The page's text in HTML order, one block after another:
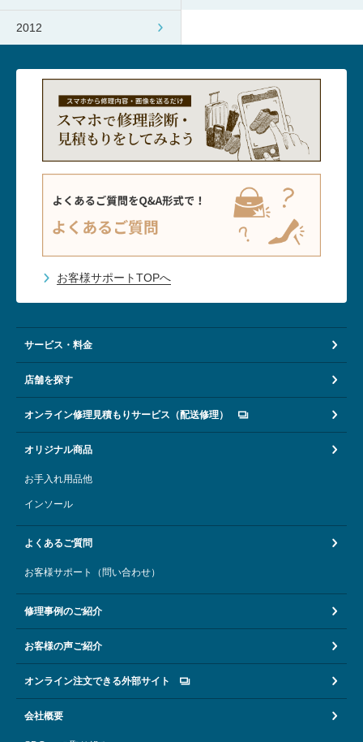
2012
お客様サポートTOPへ
サービス・料金
店舗を探す
オンライン修理見積もりサービス（配送修理）
オリジナル商品
お手入れ用品他
インソール
よくあるご質問
お客様サポート（問い合わせ）
修理事例のご紹介
お客様の声ご紹介
オンライン注文できる外部サイト
会社概要